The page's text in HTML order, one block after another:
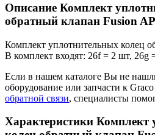
Описание Комплект
обратный клапан Fusion
Комплект уплотнительных колец
В комплект входят: 26f = 2 шт, 26g
Если в нашем каталоге Вы не
оборудование или запчасти к
обратной связи, специалисты
Характеристики Комплект